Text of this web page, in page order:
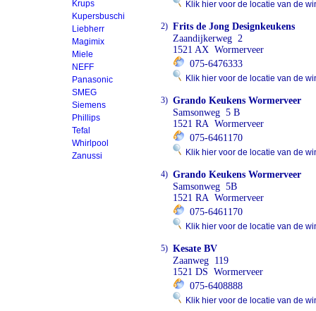
Krups
Kupersbuschi
Liebherr
Magimix
Miele
NEFF
Panasonic
SMEG
Siemens
Phillips
Tefal
Whirlpool
Zanussi
Klik hier voor de locatie van de
2) Frits de Jong Designkeukens
Zaandijkerweg 2
1521 AX Wormerveer
075-6476333
Klik hier voor de locatie van de
3) Grando Keukens Wormerveer
Samsonweg 5 B
1521 RA Wormerveer
075-6461170
Klik hier voor de locatie van de
4) Grando Keukens Wormerveer
Samsonweg 5B
1521 RA Wormerveer
075-6461170
Klik hier voor de locatie van de
5) Kesate BV
Zaanweg 119
1521 DS Wormerveer
075-6408888
Klik hier voor de locatie van de